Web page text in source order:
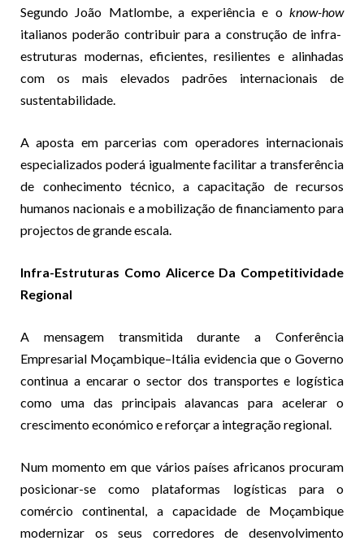
Segundo João Matlombe, a experiência e o know-how
italianos poderão contribuir para a construção de infra-
estruturas modernas, eficientes, resilientes e alinhadas
com os mais elevados padrões internacionais de
sustentabilidade.
A aposta em parcerias com operadores internacionais
especializados poderá igualmente facilitar a transferência
de conhecimento técnico, a capacitação de recursos
humanos nacionais e a mobilização de financiamento para
projectos de grande escala.
Infra-Estruturas Como Alicerce Da Competitividade
Regional
A mensagem transmitida durante a Conferência
Empresarial Moçambique–Itália evidencia que o Governo
continua a encarar o sector dos transportes e logística
como uma das principais alavancas para acelerar o
crescimento económico e reforçar a integração regional.
Num momento em que vários países africanos procuram
posicionar-se como plataformas logísticas para o
comércio continental, a capacidade de Moçambique
modernizar os seus corredores de desenvolvimento